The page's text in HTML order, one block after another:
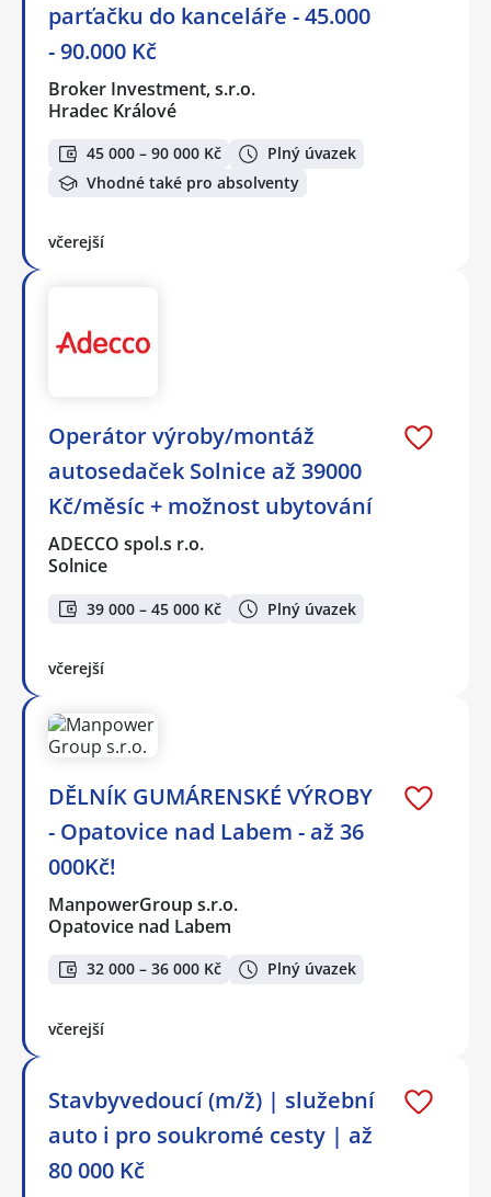
parťačku do kanceláře - 45.000
- 90.000 Kč
Broker Investment, s.r.o.
Hradec Králové
45 000 – 90 000 Kč
Plný úvazek
Vhodné také pro absolventy
včerejší
Operátor výroby/montáž
autosedaček Solnice až 39000
Kč/měsíc + možnost ubytování
ADECCO spol.s r.o.
Solnice
39 000 – 45 000 Kč Plný úvazek
včerejší
DĚLNÍK GUMÁRENSKÉ VÝROBY
- Opatovice nad Labem - až 36
000Kč!
ManpowerGroup s.r.o.
Opatovice nad Labem
32 000 – 36 000 Kč Plný úvazek
včerejší
Stavbyvedoucí (m/ž) | služební
auto i pro soukromé cesty | až
80 000 Kč